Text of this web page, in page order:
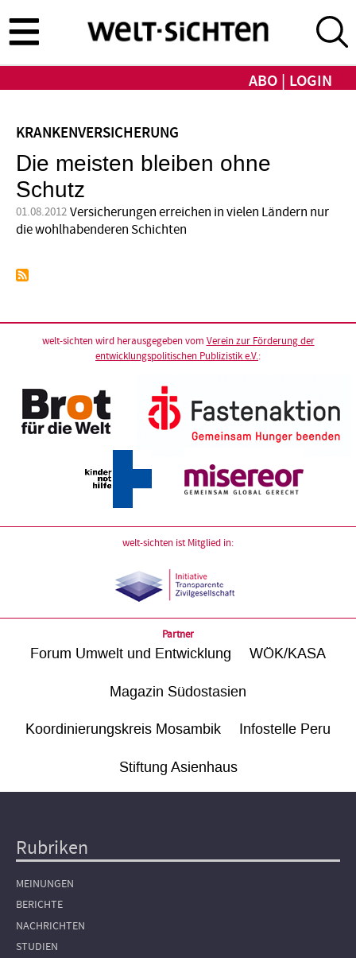
zum
Inhalt
ABO LOGIN
KRANKENVERSICHERUNG
Die meisten bleiben ohne
Schutz
01.08.2012 Versicherungen erreichen in vielen Ländern nur
die wohlhabenderen Schichten
welt-sichten wird herausgegeben vom Verein zur Förderung der
entwicklungspolitischen Publizistik e.V.:
welt-sichten ist Mitglied in:
Partner
Forum Umwelt und Entwicklung WÖK/KASA
Magazin Südostasien
Koordinierungskreis Mosambik Infostelle Peru
Stiftung Asienhaus
Hauptnavigation
Rubriken
MEINUNGEN
BERICHTE
NACHRICHTEN
STUDIEN